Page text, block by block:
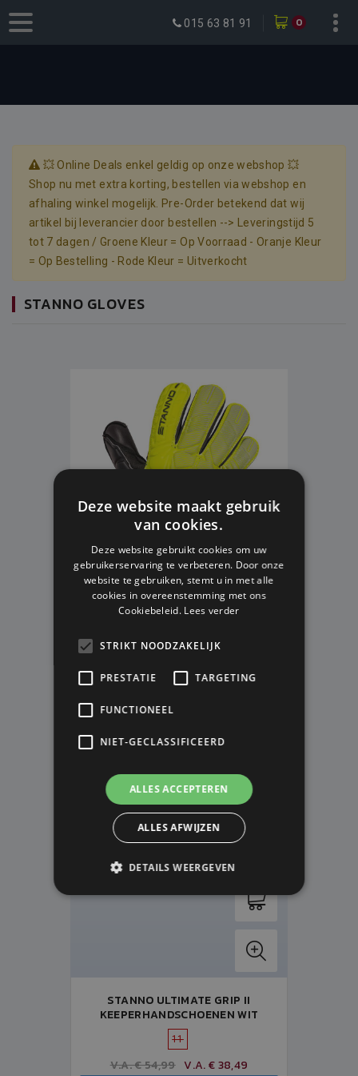
015 63 81 91 0
💥 Online Deals enkel geldig op onze webshop 💥
Shop nu met extra korting, bestellen via webshop en
afhaling winkel mogelijk. Pre-Order betekend dat wij
artikel bij leverancier door bestellen --> Leveringstijd 5
tot 7 dagen / Groene Kleur = Op Voorraad - Oranje Kleur
= Op Bestelling - Rode Kleur = Uitverkocht
STANNO GLOVES
STANNO HARDGROUND JR
Op voorraad
V.A. € 31,99
VOORLOPIG NIET LEVERBAAR
STANNO ULTIMATE GRIP II
KEEPERHANDSCHOENEN WIT
11
V.A. € 54,99 V.A. € 38,49
Deze website maakt gebruik
van cookies.
Deze website gebruikt cookies om uw
gebruikerservaring te verbeteren. Door onze
website te gebruiken, stemt u in met alle
cookies in overeenstemming met ons
Cookiebeleid. Lees verder
STRIKT NOODZAKELIJK
PRESTATIE TARGETING
FUNCTIONEEL
NIET-GECLASSIFICEERD
ALLES ACCEPTEREN
ALLES AFWIJZEN
DETAILS WEERGEVEN